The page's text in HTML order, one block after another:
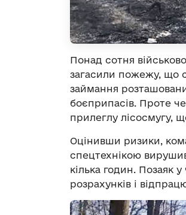
Понад сотня
загасили пожежу, що
займання
боєприпасів. Проте
прилеглу лісосмугу,
Оцінивши ризики,
спецтехнікою вирушив
кілька годин. Позаяк
розрахунків і